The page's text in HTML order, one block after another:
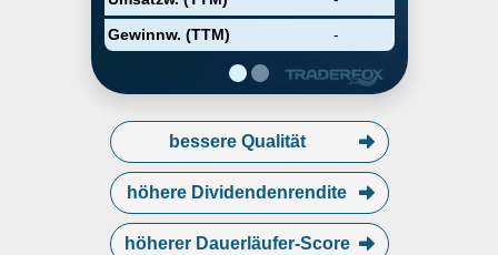
Gewinnw. (TTM)
-
bessere Qualität
höhere Dividendenrendite
höherer Dauerläufer-Score